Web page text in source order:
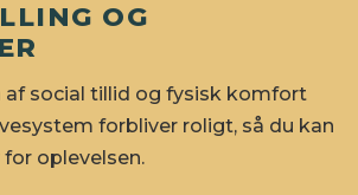
OG
af social tillid og fysisk komfort
forbliver roligt, så du kan
oplevelsen.